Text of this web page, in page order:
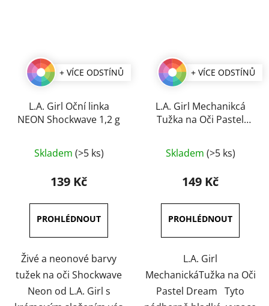
+ VÍCE ODSTÍNŮ
L.A. Girl Oční linka
NEON Shockwave 1,2 g
hodnocení
produktu
4,7
z
5
hvězdiček.
Skladem (>5 ks)
139 Kč
Živé a neonové barvy
tužek na oči Shockwave
Neon od L.A. Girl s
+ VÍCE ODSTÍNŮ
L.A. Girl Mechanikcá
Tužka na Oči Pastel
hodnocení
produktu
5,0
z
5
hvězdiček.
Skladem (>5 ks)
149 Kč
L.A. Girl
MechanickáTužka na Oči
Pastel Dream Tyto